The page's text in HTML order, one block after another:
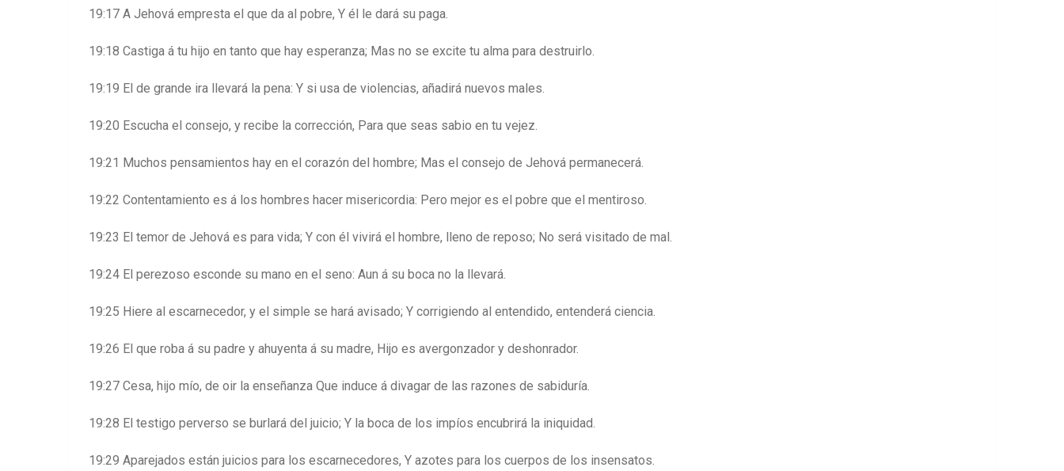
19:17 A Jehová empresta el que da al pobre, Y él le dará su paga.
19:18 Castiga á tu hijo en tanto que hay esperanza; Mas no se excite tu alma para destruirlo.
19:19 El de grande ira llevará la pena: Y si usa de violencias, añadirá nuevos males.
19:20 Escucha el consejo, y recibe la corrección, Para que seas sabio en tu vejez.
19:21 Muchos pensamientos hay en el corazón del hombre; Mas el consejo de Jehová permanecerá.
19:22 Contentamiento es á los hombres hacer misericordia: Pero mejor es el pobre que el mentiroso.
19:23 El temor de Jehová es para vida; Y con él vivirá el hombre, lleno de reposo; No será visitado de mal.
19:24 El perezoso esconde su mano en el seno: Aun á su boca no la llevará.
19:25 Hiere al escarnecedor, y el simple se hará avisado; Y corrigiendo al entendido, entenderá ciencia.
19:26 El que roba á su padre y ahuyenta á su madre, Hijo es avergonzador y deshonrador.
19:27 Cesa, hijo mío, de oir la enseñanza Que induce á divagar de las razones de sabiduría.
19:28 El testigo perverso se burlará del juicio; Y la boca de los impíos encubrirá la iniquidad.
19:29 Aparejados están juicios para los escarnecedores, Y azotes para los cuerpos de los insensatos.